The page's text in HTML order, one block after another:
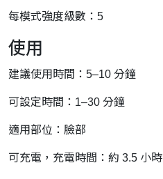
每模式強度級數：5
使用
建議使用時間：5–10 分鐘
可設定時間：1–30 分鐘
適用部位：臉部
可充電，充電時間：約 3.5 小時